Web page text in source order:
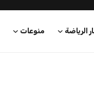
الرياضة منوعات